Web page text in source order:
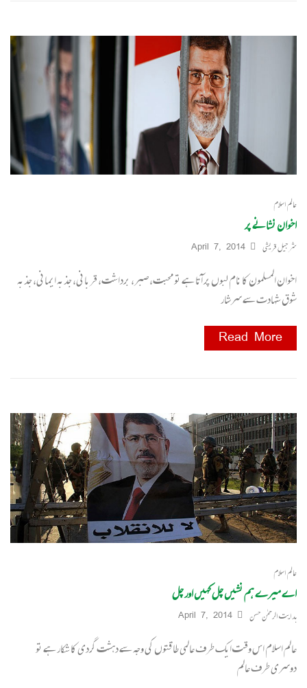
عالم اسلام
اخوان نشانے پر
شرجیل قریشی April 7, 2014
اخوان المسلمون کا نام لبوں پر آتا ہے تو محبت، صبر، برداشت، قربانی، جذبہ ایمانی، جذبہ
شوق شہادت سے سرشار
Read More
عالم اسلام
اے میرے ہم نشیں چل کہیں اور چل
ہدایت الرحمٰن حسن April 7, 2014
عالم اسلام اس وقت ایک طرف عالمی طاقتوں کی وجہ سے دہشت گردی کا شکار ہے تو
دوسری طرف عالم